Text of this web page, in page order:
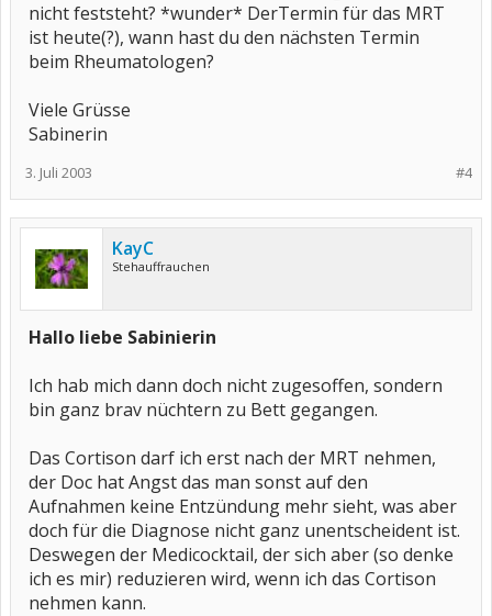
nicht feststeht? *wunder* DerTermin für das MRT
ist heute(?), wann hast du den nächsten Termin
beim Rheumatologen?
Viele Grüsse
Sabinerin
#4
3. Juli 2003
KayC
Stehauffrauchen
Hallo liebe Sabinierin
Ich hab mich dann doch nicht zugesoffen, sondern
bin ganz brav nüchtern zu Bett gegangen.
Das Cortison darf ich erst nach der MRT nehmen,
der Doc hat Angst das man sonst auf den
Aufnahmen keine Entzündung mehr sieht, was aber
doch für die Diagnose nicht ganz unentscheident ist.
Deswegen der Medicocktail, der sich aber (so denke
ich es mir) reduzieren wird, wenn ich das Cortison
nehmen kann.